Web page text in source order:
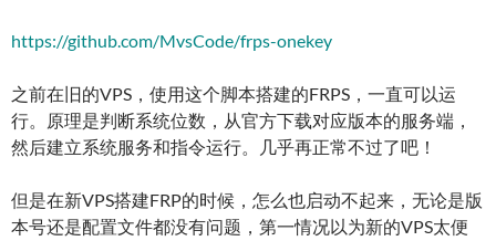
https://github.com/MvsCode/frps-onekey
之前在旧的VPS，使用这个脚本搭建的FRPS，一直可以运
行。原理是判断系统位数，从官方下载对应版本的服务端，
然后建立系统服务和指令运行。几乎再正常不过了吧！
但是在新VPS搭建FRP的时候，怎么也启动不起来，无论是版
本号还是配置文件都没有问题，第一情况以为新的VPS太便